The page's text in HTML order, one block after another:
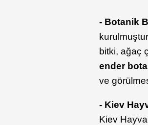
- Botanik
bitki, ağaç
ender
ve
- Kiev
Kiev